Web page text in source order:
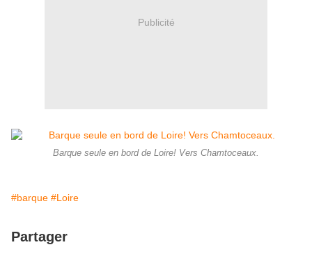
Publicité
Barque seule en bord de Loire! Vers Chamtoceaux.
#barque #Loire
Partager